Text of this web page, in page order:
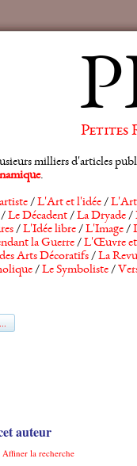
Petites
milliers d'articles
.
/L'Art et l'idée/
/Le Décadent/La Dryade/
/L'Idée libre/L'Image/
la Guerre/L'Œuvre et
Arts Décoratifs/La
/Le Symboliste/
auteur
Affiner la recherche